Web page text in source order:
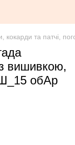
кокарди та патчі,
з вишивкою,
обАр